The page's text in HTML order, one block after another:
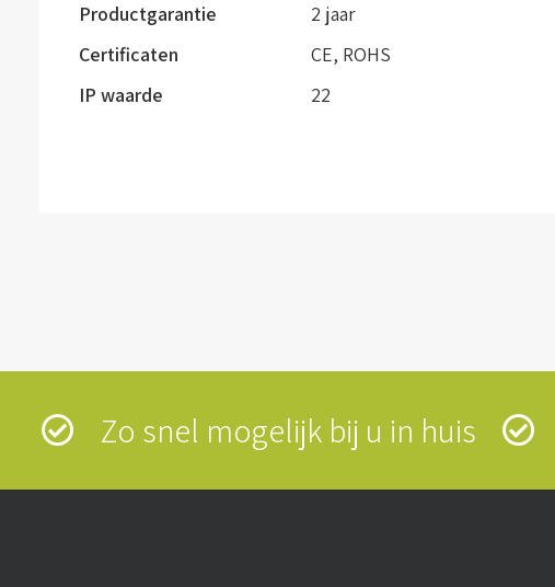
Productgarantie
2 jaar
Certificaten
CE, ROHS
IP waarde
22
Zo snel mogelijk bij u in huis